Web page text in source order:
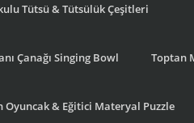
Tütsü & Tütsülük Çeşitleri
Çanağı Singing Bowl Toptan
Oyuncak & Eğitici Materyal Puzzle